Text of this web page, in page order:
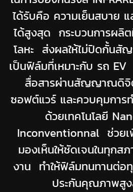
ได้รับคือ ความเย็นสบาย
ได้สูงสุด กระบวนการผลิ
โลหะ ส่งผลให้ไม่ปิดกั้น
เป็นฟิล์มที่เหมาะกับ รถ
สื่อสารผ่านสัญญาณดิจิ
ซอฟต์แวร์ และควบคุมการ
ด้วยเทคโนโลยี
Inconventionnal ช่วยเ
มองเห็นให้ชัดเจนในทุกส
งาน ทำให้ฟิล์มทนทานต่อ
ประกันคุณภาพสู